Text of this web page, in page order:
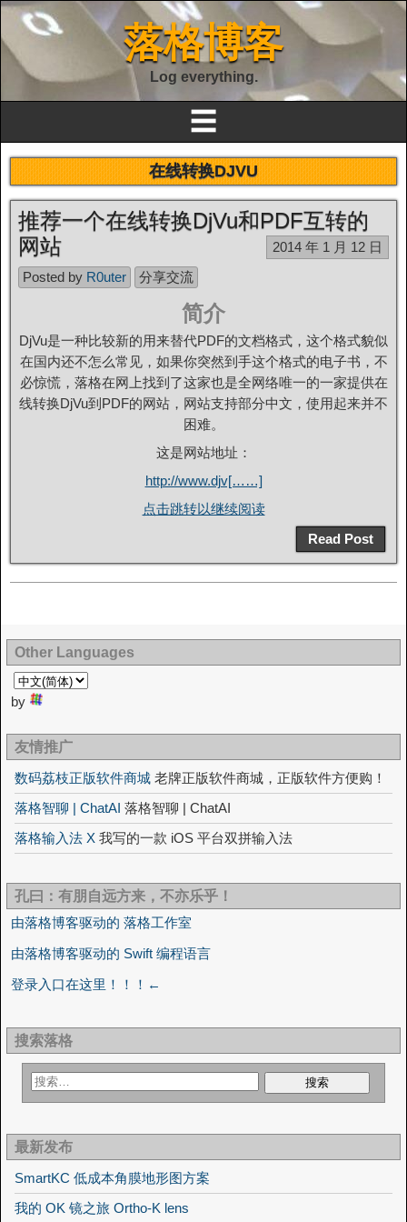
落格博客
Log everything.
☰
在线转换DJVU
推荐一个在线转换DjVu和PDF互转的
网站
2014 年 1 月 12 日
Posted by R0uter 分享交流
简介
DjVu是一种比较新的用来替代PDF的文档格式，这个格式貌似
在国内还不怎么常见，如果你突然到手这个格式的电子书，不
必惊慌，落格在网上找到了这家也是全网络唯一的一家提供在
线转换DjVu到PDF的网站，网站支持部分中文，使用起来并不
困难。
这是网站地址：
http://www.djv[……]
点击跳转以继续阅读
Read Post
Other Languages
by
友情推广
数码荔枝正版软件商城 老牌正版软件商城，正版软件方便购！
落格智聊 | ChatAI 落格智聊 | ChatAI
落格输入法 X 我写的一款 iOS 平台双拼输入法
孔曰：有朋自远方来，不亦乐乎！
由落格博客驱动的 落格工作室
由落格博客驱动的 Swift 编程语言
登录入口在这里！！！←
搜索落格
最新发布
SmartKC 低成本角膜地形图方案
我的 OK 镜之旅 Ortho-K lens